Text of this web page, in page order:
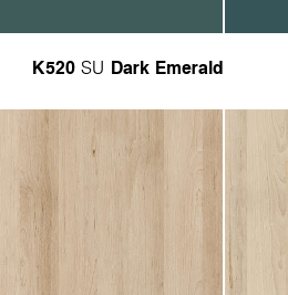
K520 SU Dark Emerald